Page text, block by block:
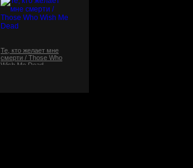
Те, кто желает мне
смерти / Those Who
Wish Me Dead